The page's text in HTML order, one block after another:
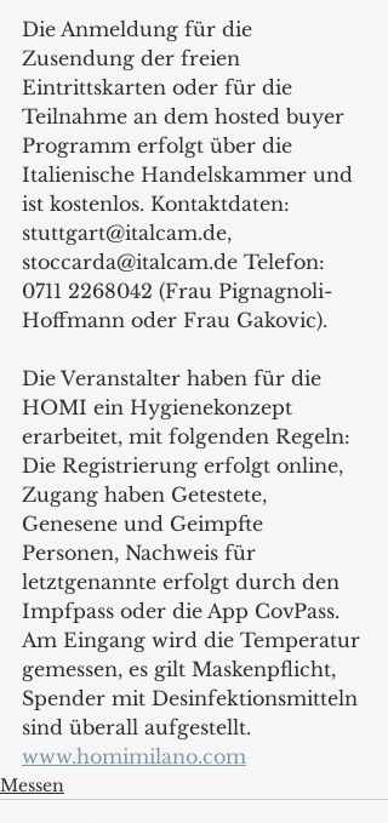
Die Anmeldung für die
Zusendung der freien
Eintrittskarten oder für die
Teilnahme an dem hosted buyer
Programm erfolgt über die
Italienische Handelskammer und
ist kostenlos. Kontaktdaten:
stuttgart@italcam.de,
stoccarda@italcam.de Telefon:
0711 2268042 (Frau Pignagnoli-
Hoffmann oder Frau Gakovic).
Die Veranstalter haben für die
HOMI ein Hygienekonzept
erarbeitet, mit folgenden Regeln:
Die Registrierung erfolgt online,
Zugang haben Getestete,
Genesene und Geimpfte
Personen, Nachweis für
letztgenannte erfolgt durch den
Impfpass oder die App CovPass.
Am Eingang wird die Temperatur
gemessen, es gilt Maskenpflicht,
Spender mit Desinfektionsmitteln
sind überall aufgestellt.
www.homimilano.com
Messen